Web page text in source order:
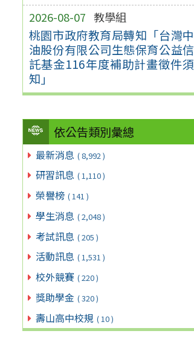
2026-08-07 教學組
桃園市政府教育局轉知「台灣中
油股份有限公司生態保育公益信
託基金116年度補助計畫徵件須
知」
依公告類別彙總
最新消息 ( 8,992 )
研習訊息 ( 1,110 )
榮譽榜 ( 141 )
學生消息 ( 2,048 )
考試訊息 ( 205 )
活動訊息 ( 1,531 )
校外競賽 ( 220 )
獎助學金 ( 320 )
壽山高中校規 ( 10 )